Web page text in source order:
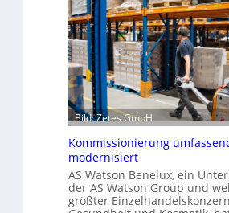
t
a
l
s
F
a
h
r
e
a
r
m
-
U
n
i
a
f
ü
Bild: Zetes GmbH
Kommissionierung
modernisiert
AS Watson Benelux, ein
der AS Watson Group und
größter